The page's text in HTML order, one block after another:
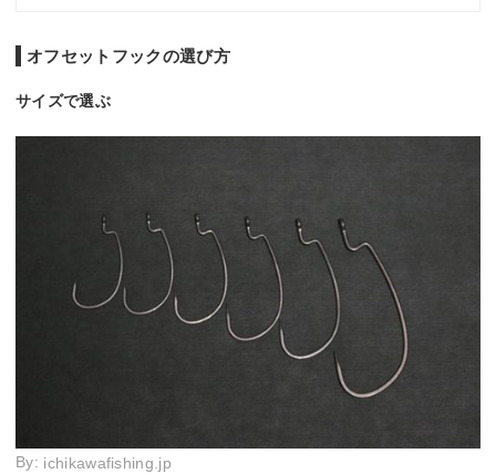
オフセットフックの選び方
サイズで選ぶ
By: ichikawafishing.jp